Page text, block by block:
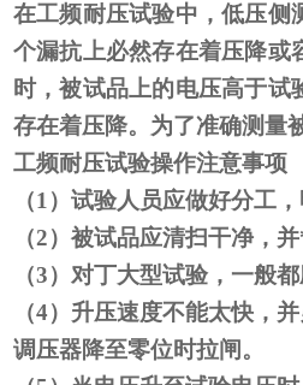
在工频耐压试验中，低压侧
个漏抗上必然存在着压降或
时，被试品上的电压高于
存在着压降。为了准确测量
工频耐压试验操作注意事项
（1 ）试验人员应做好分工
（2）被试品应清扫干净，
（3）对丁大型试验，一般
（4）升压速度不能太快，
调压器降至零位时拉闸。